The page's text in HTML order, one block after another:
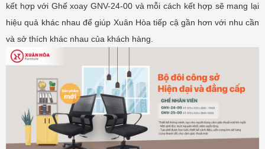
kết hợp với Ghế xoay GNV-24-00 và mỗi cách kết hợp sẽ mang lại
hiệu quả khác nhau để giúp Xuân Hòa tiếp cậ gần hơn với nhu cần
và sở thích khác nhau của khách hàng.